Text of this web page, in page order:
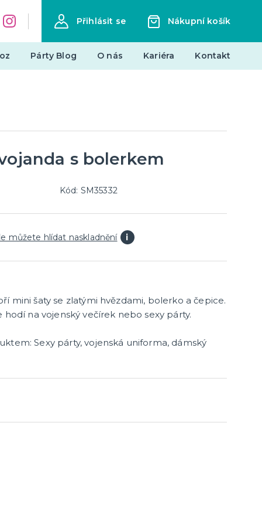
Přihlásit se Nákupní košík
Párty Blog O nás Kariéra Kontakt
Stolní hry
s bolerkem
Kód: SM35332
můžete hlídat naskladnění i
mini šaty se zlatými hvězdami, bolerko a čepice.
hodí na vojenský večírek nebo sexy párty.
Sexy párty, vojenská uniforma, dámský